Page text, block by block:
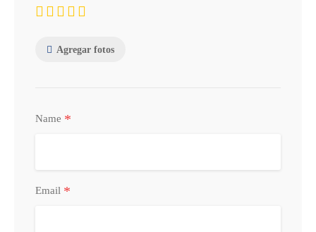
Agregar fotos
Name *
Email *